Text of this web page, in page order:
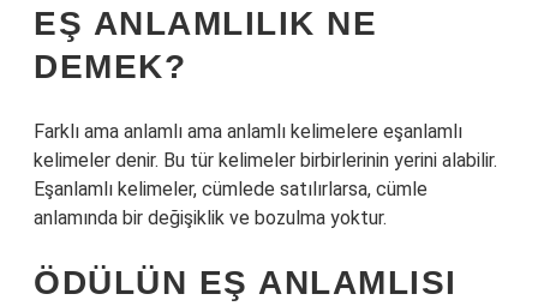
EŞ ANLAMLILIK NE
DEMEK?
Farklı ama anlamlı ama anlamlı kelimelere eşanlamlı
kelimeler denir. Bu tür kelimeler birbirlerinin yerini alabilir.
Eşanlamlı kelimeler, cümlede satılırlarsa, cümle
anlamında bir değişiklik ve bozulma yoktur.
ÖDÜLÜN EŞ ANLAMLISI